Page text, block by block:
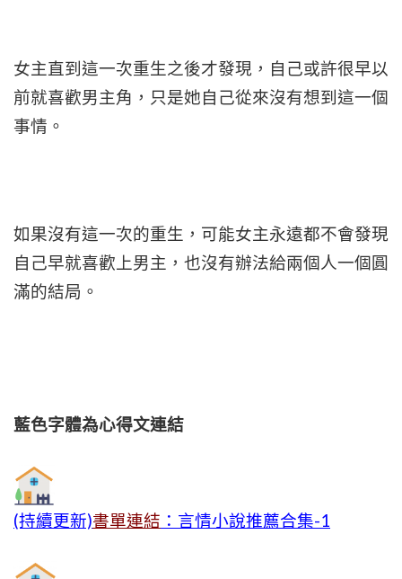
女主直到這一次重生之後才發現，自己或許很早以
前就喜歡男主角，只是她自己從來沒有想到這一個
事情。
如果沒有這一次的重生，可能女主永遠都不會發現
自己早就喜歡上男主，也沒有辦法給兩個人一個圓
滿的結局。
藍色字體為心得文連結
(持續更新)書單連結 ：言情小說推薦合集-1